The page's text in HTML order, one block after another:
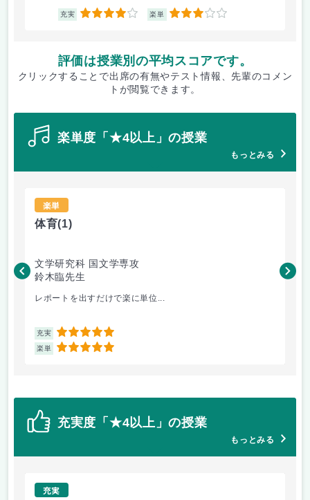
充実 4 楽単 3
評価は授業別の平均スコアです。
クリックすることで出席の有無やテスト情報、先輩のコメン
トが閲覧できます。
楽単度「★4以上」の授業
もっとみる
楽単
体育(1)
文学研究科 国文学専攻
鈴木臨先生
レポートを出すだけで楽に単位...
充実 5
楽単 5
高
充実度「★4以上」の授業
もっとみる
充実